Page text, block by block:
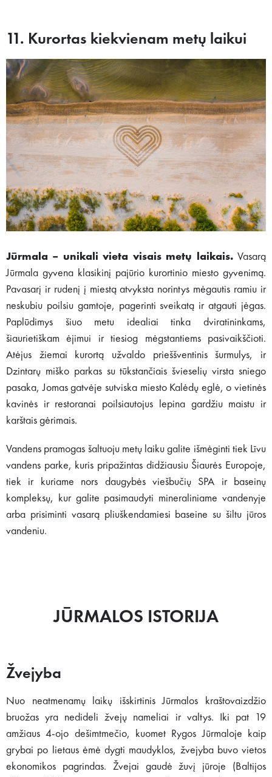
11. Kurortas kiekvienam metų laikui
Jūrmala – unikali vieta visais metų laikais. Vasarą
Jūrmala gyvena klasikinį pajūrio kurortinio miesto gyvenimą.
Pavasarį ir rudenį į miestą atvyksta norintys mėgautis ramiu ir
neskubiu poilsiu gamtoje, pagerinti sveikatą ir atgauti jėgas.
Paplūdimys šiuo metu idealiai tinka dviratininkams,
šiaurietiškam ėjimui ir tiesiog mėgstantiems pasivaikščioti.
Atėjus žiemai kurortą užvaldo prieššventinis šurmulys, ir
Dzintarų miško parkas su tūkstančiais švieselių virsta sniego
pasaka, Jomas gatvėje sutviska miesto Kalėdų eglė, o vietinės
kavinės ir restoranai poilsiautojus lepina gardžiu maistu ir
karštais gėrimais.
Vandens pramogas šaltuoju metų laiku galite išmėginti tiek Līvu
vandens parke, kuris pripažintas didžiausiu Šiaurės Europoje,
tiek ir kuriame nors daugybės viešbučių SPA ir baseinų
kompleksų, kur galite pasimaudyti mineraliniame vandenyje
arba prisiminti vasarą pliuškendamiesi baseine su šiltu jūros
vandeniu.
JŪRMALOS ISTORIJA
Žvejyba
Nuo neatmenamų laikų išskirtinis Jūrmalos kraštovaizdžio
bruožas yra nedideli žvejų nameliai ir valtys. Iki pat 19
amžiaus 4-ojo dešimtmečio, kuomet Rygos Jūrmaloje kaip
grybai po lietaus ėmė dygti maudyklos, žvejyba buvo vietos
ekonomikos pagrindas. Žvejai gaudė žuvį jūroje (Baltijos